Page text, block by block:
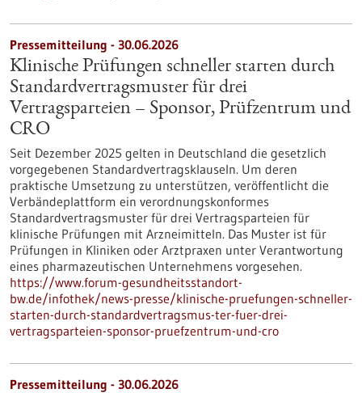
Pressemitteilung - 30.06.2026
Klinische Prüfungen schneller starten durch
Standardvertragsmuster für drei
Vertragsparteien – Sponsor, Prüfzentrum und
CRO
Seit Dezember 2025 gelten in Deutschland die gesetzlich
vorgegebenen Standardvertragsklauseln. Um deren
praktische Umsetzung zu unterstützen, veröffentlicht die
Verbändeplattform ein verordnungskonformes
Standardvertragsmuster für drei Vertragsparteien für
klinische Prüfungen mit Arzneimitteln. Das Muster ist für
Prüfungen in Kliniken oder Arztpraxen unter Verantwortung
eines pharmazeutischen Unternehmens vorgesehen.
https://www.forum-gesundheitsstandort-
bw.de/infothek/news-presse/klinische-pruefungen-schneller-
starten-durch-standardvertragsmus-ter-fuer-drei-
vertragsparteien-sponsor-pruefzentrum-und-cro
Pressemitteilung - 30.06.2026